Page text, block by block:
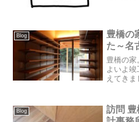
れると
Blog
豊橋の
た～名
豊橋の
よいよ竣
えてき
仕上げや
く、実際
Blog
訪問